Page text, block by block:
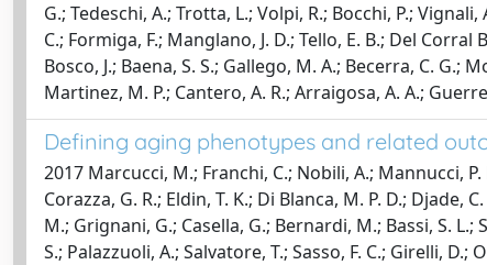
G.; Tedeschi, A.; Trotta, L.; Volpi, R.; Bocchi, P.;
C.; Formiga, F.; Manglano, J. D.; Tello, E. B.; Del
Bosco, J.; Baena, S. S.; Gallego, M. A.; Becerra, C. G.;
Martinez, M. P.; Cantero, A. R.; Arraigosa, A. A.;
Defining aging phenotypes and related
2017 Marcucci, M.; Franchi, C.; Nobili, A.; Mannucci,
Corazza, G. R.; Eldin, T. K.; Di Blanca, M. P. D.; Djade,
M.; Grignani, G.; Casella, G.; Bernardi, M.; Bassi, S.
S.; Palazzuoli, A.; Salvatore, T.; Sasso, F. C.; Girelli,